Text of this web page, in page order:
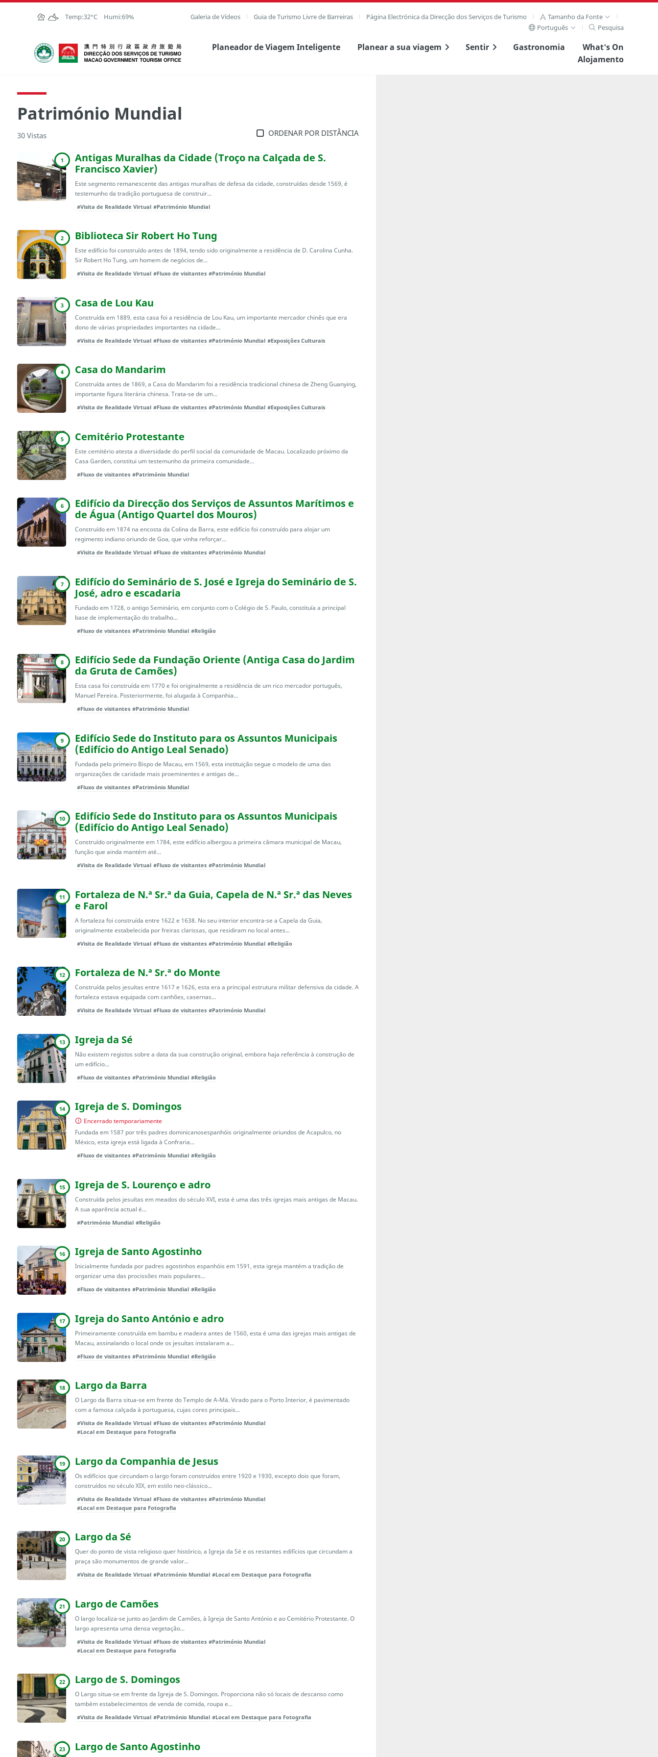
Ir para o conteúdo principal
Temp:32°C Humi:69% Galeria de Vídeos Guia de Turismo Livre de Barreiras Página Electrónica da Direcção dos Serviços de Turismo
Tamanho da Fonte
Português
Pesquisa
Direcção dos Serviços de Turismo Planeador de Viagem Inteligente Planear a sua viagem Sentir Gastronomia
What's On
Alojamento
Património Mundial
30 Vistas ORDENAR POR DISTÂNCIA
1
Antigas Muralhas da Cidade (Troço na Calçada de S.
Francisco Xavier)
Este segmento remanescente das antigas muralhas de defesa da cidade, construídas desde 1569, é
testemunho da tradição portuguesa de construir...
#Visita de Realidade Virtual #Património Mundial
2 Biblioteca Sir Robert Ho Tung
Este edifício foi construído antes de 1894, tendo sido originalmente a residência de D. Carolina Cunha.
Sir Robert Ho Tung, um homem de negócios de...
#Visita de Realidade Virtual #Fluxo de visitantes #Património Mundial
3 Casa de Lou Kau
Construída em 1889, esta casa foi a residência de Lou Kau, um importante mercador chinês que era
dono de várias propriedades importantes na cidade...
#Visita de Realidade Virtual #Fluxo de visitantes #Património Mundial #Exposições Culturais
4 Casa do Mandarim
Construída antes de 1869, a Casa do Mandarim foi a residência tradicional chinesa de Zheng Guanying,
importante figura literária chinesa. Trata-se de um...
#Visita de Realidade Virtual #Fluxo de visitantes #Património Mundial #Exposições Culturais
5 Cemitério Protestante
Este cemitério atesta a diversidade do perfil social da comunidade de Macau. Localizado próximo da
Casa Garden, constitui um testemunho da primeira comunidade...
#Fluxo de visitantes #Património Mundial
6
Edifício da Direcção dos Serviços de Assuntos Marítimos e
de Água (Antigo Quartel dos Mouros)
Construído em 1874 na encosta da Colina da Barra, este edifício foi construído para alojar um
regimento indiano oriundo de Goa, que vinha reforçar...
#Visita de Realidade Virtual #Fluxo de visitantes #Património Mundial
7
Edifício do Seminário de S. José e Igreja do Seminário de S.
José, adro e escadaria
Fundado em 1728, o antigo Seminário, em conjunto com o Colégio de S. Paulo, constituía a principal
base de implementação do trabalho...
#Fluxo de visitantes #Património Mundial #Religião
8
Edifício Sede da Fundação Oriente (Antiga Casa do Jardim
da Gruta de Camões)
Esta casa foi construída em 1770 e foi originalmente a residência de um rico mercador português,
Manuel Pereira. Posteriormente, foi alugada à Companhia...
#Fluxo de visitantes #Património Mundial
9
Edifício Sede do Instituto para os Assuntos Municipais
(Edifício do Antigo Leal Senado)
Fundada pelo primeiro Bispo de Macau, em 1569, esta instituição segue o modelo de uma das
organizações de caridade mais proeminentes e antigas de...
#Fluxo de visitantes #Património Mundial
10
Edifício Sede do Instituto para os Assuntos Municipais
(Edifício do Antigo Leal Senado)
Construído originalmente em 1784, este edifício albergou a primeira câmara municipal de Macau,
função que ainda mantém até...
#Visita de Realidade Virtual #Fluxo de visitantes #Património Mundial
11
Fortaleza de N.ª Sr.ª da Guia, Capela de N.ª Sr.ª das Neves
e Farol
A fortaleza foi construída entre 1622 e 1638. No seu interior encontra-se a Capela da Guia,
originalmente estabelecida por freiras clarissas, que residiram no local antes...
#Visita de Realidade Virtual #Fluxo de visitantes #Património Mundial #Religião
12 Fortaleza de N.ª Sr.ª do Monte
Construída pelos jesuítas entre 1617 e 1626, esta era a principal estrutura militar defensiva da cidade. A
fortaleza estava equipada com canhões, casernas...
#Visita de Realidade Virtual #Fluxo de visitantes #Património Mundial
13 Igreja da Sé
Não existem registos sobre a data da sua construção original, embora haja referência à construção de
um edifício...
#Fluxo de visitantes #Património Mundial #Religião
14 Igreja de S. Domingos
Encerrado temporariamente
Fundada em 1587 por três padres dominicanosespanhóis originalmente oriundos de Acapulco, no
México, esta igreja está ligada à Confraria...
#Fluxo de visitantes #Património Mundial #Religião
15 Igreja de S. Lourenço e adro
Construída pelos jesuítas em meados do século XVI, esta é uma das três igrejas mais antigas de Macau.
A sua aparência actual é...
#Património Mundial #Religião
16 Igreja de Santo Agostinho
Inicialmente fundada por padres agostinhos espanhóis em 1591, esta igreja mantém a tradição de
organizar uma das procissões mais populares...
#Fluxo de visitantes #Património Mundial #Religião
17 Igreja do Santo António e adro
Primeiramente construída em bambu e madeira antes de 1560, esta é uma das igrejas mais antigas de
Macau, assinalando o local onde os jesuítas instalaram a...
#Fluxo de visitantes #Património Mundial #Religião
18 Largo da Barra
O Largo da Barra situa-se em frente do Templo de A-Má. Virado para o Porto Interior, é pavimentado
com a famosa calçada à portuguesa, cujas cores principais...
#Visita de Realidade Virtual #Fluxo de visitantes #Património Mundial
#Local em Destaque para Fotografia
19 Largo da Companhia de Jesus
Os edifícios que circundam o largo foram construídos entre 1920 e 1930, excepto dois que foram,
construídos no século XIX, em estilo neo-clássico...
#Visita de Realidade Virtual #Fluxo de visitantes #Património Mundial
#Local em Destaque para Fotografia
20 Largo da Sé
Quer do ponto de vista religioso quer histórico, a Igreja da Sé e os restantes edifícios que circundam a
praça são monumentos de grande valor...
#Visita de Realidade Virtual #Património Mundial #Local em Destaque para Fotografia
21 Largo de Camões
O largo localiza-se junto ao Jardim de Camões, à Igreja de Santo António e ao Cemitério Protestante. O
largo apresenta uma densa vegetação...
#Visita de Realidade Virtual #Fluxo de visitantes #Património Mundial
#Local em Destaque para Fotografia
22 Largo de S. Domingos
O Largo situa-se em frente da Igreja de S. Domingos. Proporciona não só locais de descanso como
também estabelecimentos de venda de comida, roupa e...
#Visita de Realidade Virtual #Património Mundial #Local em Destaque para Fotografia
23 Largo de Santo Agostinho